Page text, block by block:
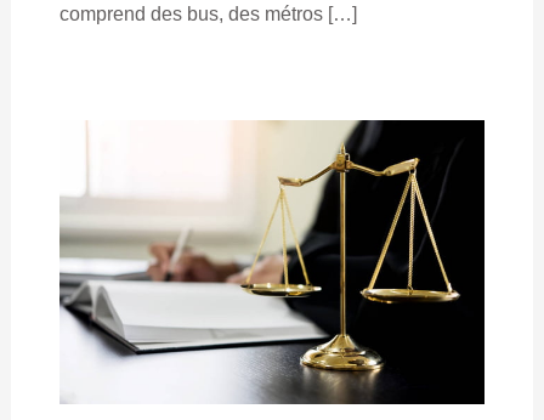
comprend des bus, des métros […]